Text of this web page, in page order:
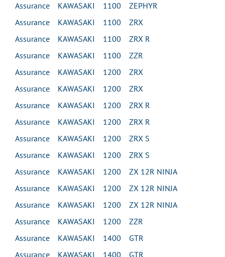
Assurance KAWASAKI 1100 ZEPHYR
Assurance KAWASAKI 1100 ZRX
Assurance KAWASAKI 1100 ZRX R
Assurance KAWASAKI 1100 ZZR
Assurance KAWASAKI 1200 ZRX
Assurance KAWASAKI 1200 ZRX
Assurance KAWASAKI 1200 ZRX R
Assurance KAWASAKI 1200 ZRX R
Assurance KAWASAKI 1200 ZRX S
Assurance KAWASAKI 1200 ZRX S
Assurance KAWASAKI 1200 ZX 12R NINJA
Assurance KAWASAKI 1200 ZX 12R NINJA
Assurance KAWASAKI 1200 ZX 12R NINJA
Assurance KAWASAKI 1200 ZZR
Assurance KAWASAKI 1400 GTR
Assurance KAWASAKI 1400 GTR